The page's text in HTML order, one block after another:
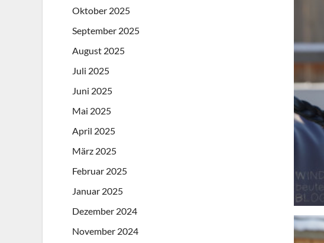
Oktober 2025
September 2025
August 2025
Juli 2025
Juni 2025
Mai 2025
April 2025
März 2025
Februar 2025
Januar 2025
Dezember 2024
November 2024